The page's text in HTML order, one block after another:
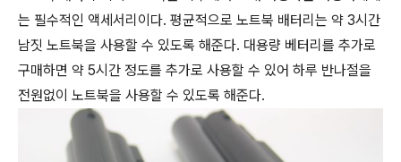
는 필수적인 액세서리이다. 평균적으로 노트북 배터리는 약 3시간
남짓 노트북을 사용할 수 있도록 해준다. 대용량 베터리를 추가로
구매하면 약 5시간 정도를 추가로 사용할 수 있어 하루 반나절을
전원없이 노트북을 사용할 수 있도록 해준다.